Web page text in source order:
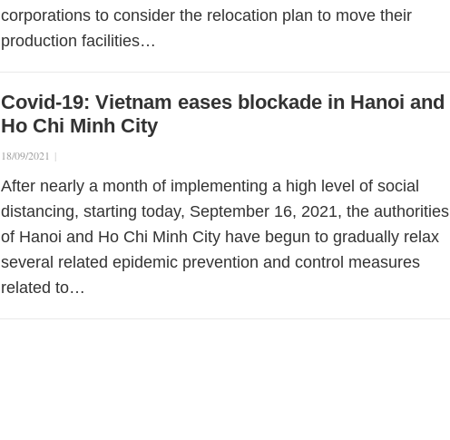
corporations to consider the relocation plan to move their
production facilities…
Covid-19: Vietnam eases blockade in Hanoi and
Ho Chi Minh City
18/09/2021 |
After nearly a month of implementing a high level of social
distancing, starting today, September 16, 2021, the authorities
of Hanoi and Ho Chi Minh City have begun to gradually relax
several related epidemic prevention and control measures
related to…